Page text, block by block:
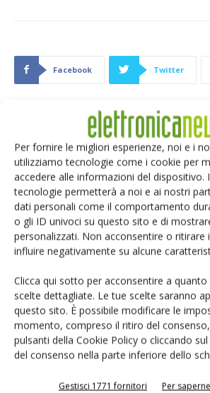
Per fornire le migliori esperienze, noi e i
utilizziamo tecnologie come i cookie per
accedere alle informazioni del dispositivo.
tecnologie permetterà a noi e ai nostri
dati personali come il comportamento
o gli ID univoci su questo sito e di
personalizzati. Non acconsentire o ritirare
influire negativamente su alcune
Clicca qui sotto per acconsentire a
scelte dettagliate. Le tue scelte saranno
questo sito. È possibile modificare le
momento, compreso il ritiro del
pulsanti della Cookie Policy o cliccando
del consenso nella parte inferiore dello
Gestisci 1771 fornitori Per
Facebook Twitter
ARTICOLI CORRELATI ALTRO DALL'AUTORE
Renesas lancia la
MRDIMM Gen 3
Microchip lancia il
industriale PD-
Microchip: gratuiti i
MPLAB XC Pro e la
Learning